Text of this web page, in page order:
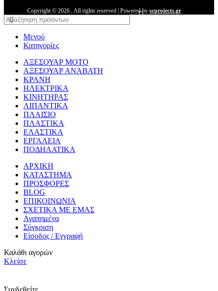
Copyright © 2026 , All rights reserved | Powered by scprojects.gr
Μενού
Κατηγορίες
ΑΞΕΣΟΥΑΡ ΜΟΤΟ
ΑΞΕΣΟΥΑΡ ΑΝΑΒΑΤΗ
ΚΡΑΝΗ
ΗΛΕΚΤΡΙΚΑ
ΚΙΝΗΤΗΡΑΣ
ΛΙΠΑΝΤΙΚΑ
ΠΛΑΙΣΙΟ
ΠΛΑΣΤΙΚΑ
ΕΛΑΣΤΙΚΑ
ΕΡΓΑΛΕΙΑ
ΠΟΔΗΛΑΤΙΚΑ
ΑΡΧΙΚΗ
ΚΑΤΑΣΤΗΜΑ
ΠΡΟΣΦΟΡΕΣ
BLOG
ΕΠΙΚΟΙΝΩΝΙΑ
ΣΧΕΤΙΚΑ ΜΕ ΕΜΑΣ
Αγαπημένα
Σύγκριση
Είσοδος / Εγγραφή
Καλάθι αγορών
Κλείσε